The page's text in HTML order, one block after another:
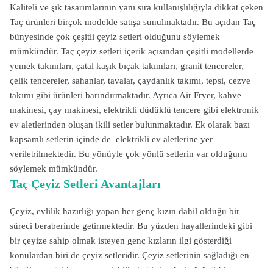
Kaliteli ve şık tasarımlarının yanı sıra kullanışlılığıyla dikkat çeken
Taç ürünleri birçok modelde satışa sunulmaktadır. Bu açıdan Taç
bünyesinde çok çeşitli çeyiz setleri olduğunu söylemek
mümkündür. Taç çeyiz setleri içerik açısından çeşitli modellerde
yemek takımları, çatal kaşık bıçak takımları, granit tencereler,
çelik tencereler, sahanlar, tavalar, çaydanlık takımı, tepsi, cezve
takımı gibi ürünleri barındırmaktadır. Ayrıca Air Fryer, kahve
makinesi, çay makinesi, elektrikli düdüklü tencere gibi elektronik
ev aletlerinden oluşan ikili setler bulunmaktadır. Ek olarak bazı
kapsamlı setlerin içinde de elektrikli ev aletlerine yer
verilebilmektedir. Bu yönüyle çok yönlü setlerin var olduğunu
söylemek mümkündür.
Taç Çeyiz Setleri Avantajları
Çeyiz, evlilik hazırlığı yapan her genç kızın dahil olduğu bir
süreci beraberinde getirmektedir. Bu yüzden hayallerindeki gibi
bir çeyize sahip olmak isteyen genç kızların ilgi gösterdiği
konulardan biri de çeyiz setleridir. Çeyiz setlerinin sağladığı en